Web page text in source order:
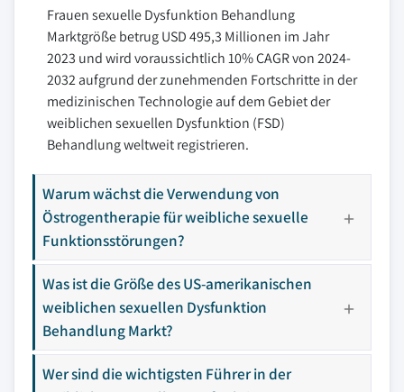
Frauen sexuelle Dysfunktion Behandlung
Marktgröße betrug USD 495,3 Millionen im Jahr
2023 und wird voraussichtlich 10% CAGR von 2024-
2032 aufgrund der zunehmenden Fortschritte in der
medizinischen Technologie auf dem Gebiet der
weiblichen sexuellen Dysfunktion (FSD)
Behandlung weltweit registrieren.
Warum wächst die Verwendung von
Östrogentherapie für weibliche sexuelle
Funktionsstörungen?
Was ist die Größe des US-amerikanischen
weiblichen sexuellen Dysfunktion
Behandlung Markt?
Wer sind die wichtigsten Führer in der